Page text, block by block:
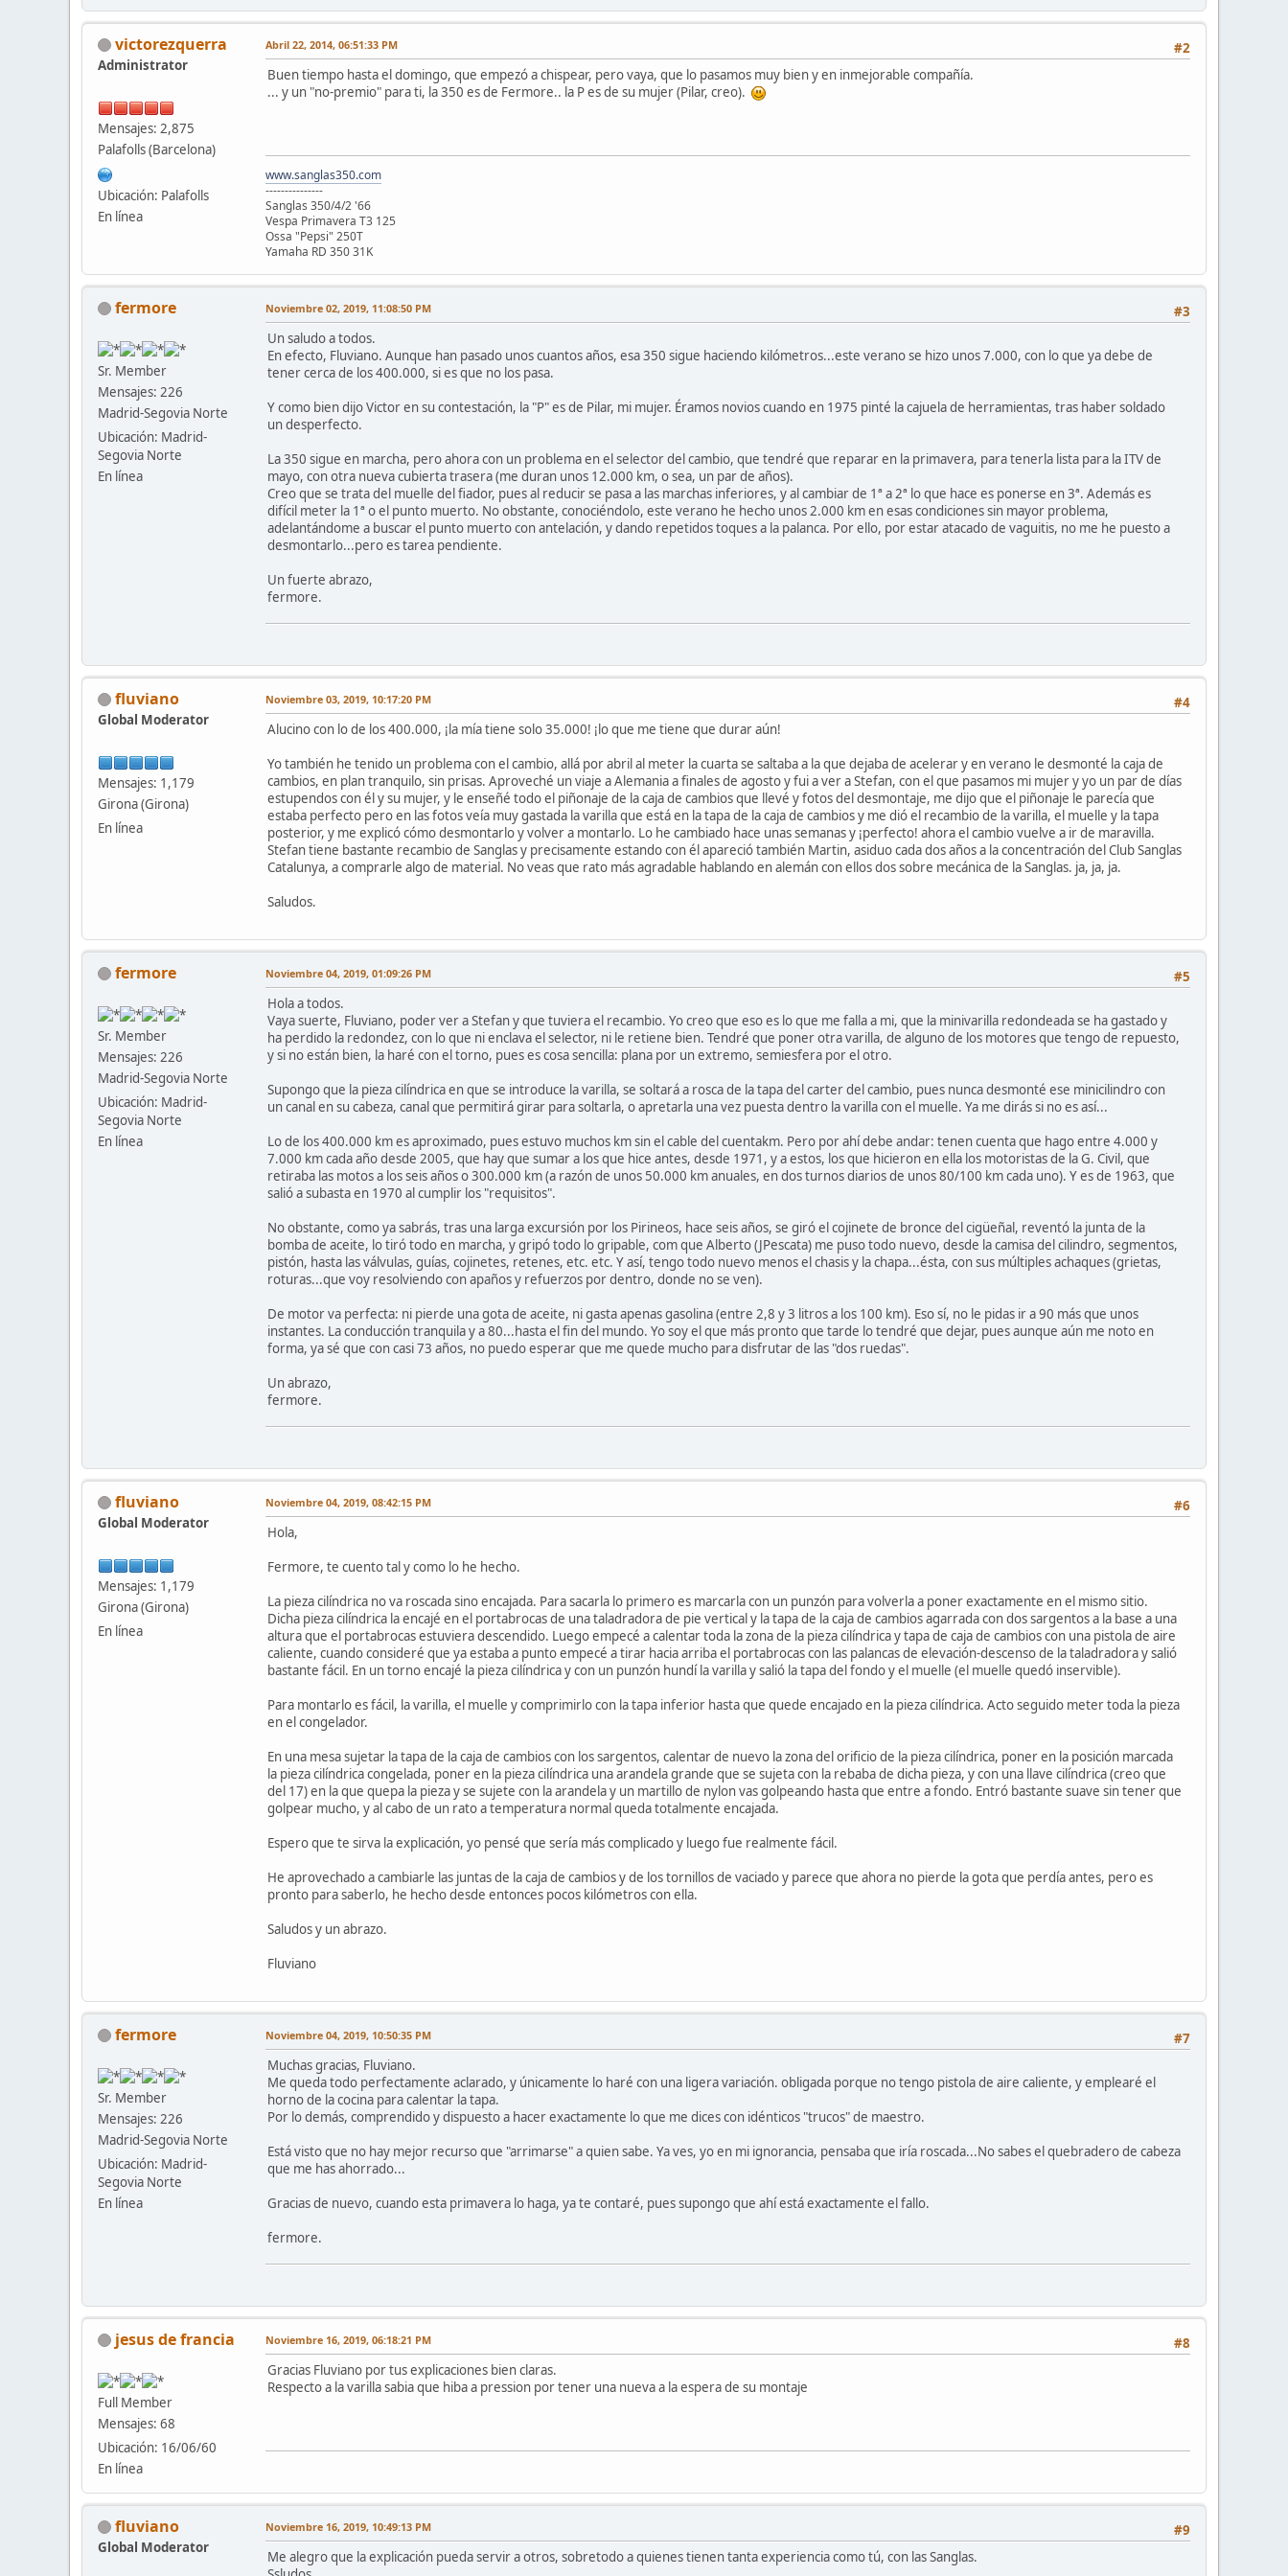
victorezquerra
Administrator
Mensajes: 2,875
Palafolls (Barcelona)
Ubicación: Palafolls
En línea
#2
Abril 22, 2014, 06:51:33 PM
Buen tiempo hasta el domingo, que empezó a chispear, pero vaya, que lo pasamos muy bien y en inmejorable compañía.
... y un "no-premio" para ti, la 350 es de Fermore.. la P es de su mujer (Pilar, creo).
www.sanglas350.com
---------------
Sanglas 350/4/2 '66
Vespa Primavera T3 125
Ossa "Pepsi" 250T
Yamaha RD 350 31K
fermore
Sr. Member
Mensajes: 226
Madrid-Segovia Norte
Ubicación: Madrid-
Segovia Norte
En línea
#3
Noviembre 02, 2019, 11:08:50 PM
Un saludo a todos.
En efecto, Fluviano. Aunque han pasado unos cuantos años, esa 350 sigue haciendo kilómetros...este verano se hizo unos 7.000, con lo que ya debe de
tener cerca de los 400.000, si es que no los pasa.
Y como bien dijo Victor en su contestación, la "P" es de Pilar, mi mujer. Éramos novios cuando en 1975 pinté la cajuela de herramientas, tras haber soldado
un desperfecto.
La 350 sigue en marcha, pero ahora con un problema en el selector del cambio, que tendré que reparar en la primavera, para tenerla lista para la ITV de
mayo, con otra nueva cubierta trasera (me duran unos 12.000 km, o sea, un par de años).
Creo que se trata del muelle del fiador, pues al reducir se pasa a las marchas inferiores, y al cambiar de 1ª a 2ª lo que hace es ponerse en 3ª. Además es
difícil meter la 1ª o el punto muerto. No obstante, conociéndolo, este verano he hecho unos 2.000 km en esas condiciones sin mayor problema,
adelantándome a buscar el punto muerto con antelación, y dando repetidos toques a la palanca. Por ello, por estar atacado de vaguitis, no me he puesto a
desmontarlo...pero es tarea pendiente.
Un fuerte abrazo,
fermore.
fluviano
Global Moderator
Mensajes: 1,179
Girona (Girona)
En línea
#4
Noviembre 03, 2019, 10:17:20 PM
Alucino con lo de los 400.000, ¡la mía tiene solo 35.000! ¡lo que me tiene que durar aún!
Yo también he tenido un problema con el cambio, allá por abril al meter la cuarta se saltaba a la que dejaba de acelerar y en verano le desmonté la caja de
cambios, en plan tranquilo, sin prisas. Aproveché un viaje a Alemania a finales de agosto y fui a ver a Stefan, con el que pasamos mi mujer y yo un par de días
estupendos con él y su mujer, y le enseñé todo el piñonaje de la caja de cambios que llevé y fotos del desmontaje, me dijo que el piñonaje le parecía que
estaba perfecto pero en las fotos veía muy gastada la varilla que está en la tapa de la caja de cambios y me dió el recambio de la varilla, el muelle y la tapa
posterior, y me explicó cómo desmontarlo y volver a montarlo. Lo he cambiado hace unas semanas y ¡perfecto! ahora el cambio vuelve a ir de maravilla.
Stefan tiene bastante recambio de Sanglas y precisamente estando con él apareció también Martin, asiduo cada dos años a la concentración del Club Sanglas
Catalunya, a comprarle algo de material. No veas que rato más agradable hablando en alemán con ellos dos sobre mecánica de la Sanglas. ja, ja, ja.
Saludos.
fermore
Sr. Member
Mensajes: 226
Madrid-Segovia Norte
Ubicación: Madrid-
Segovia Norte
En línea
#5
Noviembre 04, 2019, 01:09:26 PM
Hola a todos.
Vaya suerte, Fluviano, poder ver a Stefan y que tuviera el recambio. Yo creo que eso es lo que me falla a mi, que la minivarilla redondeada se ha gastado y
ha perdido la redondez, con lo que ni enclava el selector, ni le retiene bien. Tendré que poner otra varilla, de alguno de los motores que tengo de repuesto,
y si no están bien, la haré con el torno, pues es cosa sencilla: plana por un extremo, semiesfera por el otro.
Supongo que la pieza cilíndrica en que se introduce la varilla, se soltará a rosca de la tapa del carter del cambio, pues nunca desmonté ese minicilindro con
un canal en su cabeza, canal que permitirá girar para soltarla, o apretarla una vez puesta dentro la varilla con el muelle. Ya me dirás si no es así...
Lo de los 400.000 km es aproximado, pues estuvo muchos km sin el cable del cuentakm. Pero por ahí debe andar: tenen cuenta que hago entre 4.000 y
7.000 km cada año desde 2005, que hay que sumar a los que hice antes, desde 1971, y a estos, los que hicieron en ella los motoristas de la G. Civil, que
retiraba las motos a los seis años o 300.000 km (a razón de unos 50.000 km anuales, en dos turnos diarios de unos 80/100 km cada uno). Y es de 1963, que
salió a subasta en 1970 al cumplir los "requisitos".
No obstante, como ya sabrás, tras una larga excursión por los Pirineos, hace seis años, se giró el cojinete de bronce del cigüeñal, reventó la junta de la
bomba de aceite, lo tiró todo en marcha, y gripó todo lo gripable, com que Alberto (JPescata) me puso todo nuevo, desde la camisa del cilindro, segmentos,
pistón, hasta las válvulas, guías, cojinetes, retenes, etc. etc. Y así, tengo todo nuevo menos el chasis y la chapa...ésta, con sus múltiples achaques (grietas,
roturas...que voy resolviendo con apaños y refuerzos por dentro, donde no se ven).
De motor va perfecta: ni pierde una gota de aceite, ni gasta apenas gasolina (entre 2,8 y 3 litros a los 100 km). Eso sí, no le pidas ir a 90 más que unos
instantes. La conducción tranquila y a 80...hasta el fin del mundo. Yo soy el que más pronto que tarde lo tendré que dejar, pues aunque aún me noto en
forma, ya sé que con casi 73 años, no puedo esperar que me quede mucho para disfrutar de las "dos ruedas".
Un abrazo,
fermore.
fluviano
Global Moderator
Mensajes: 1,179
Girona (Girona)
En línea
#6
Noviembre 04, 2019, 08:42:15 PM
Hola,
Fermore, te cuento tal y como lo he hecho.
La pieza cilíndrica no va roscada sino encajada. Para sacarla lo primero es marcarla con un punzón para volverla a poner exactamente en el mismo sitio.
Dicha pieza cilíndrica la encajé en el portabrocas de una taladradora de pie vertical y la tapa de la caja de cambios agarrada con dos sargentos a la base a una
altura que el portabrocas estuviera descendido. Luego empecé a calentar toda la zona de la pieza cilíndrica y tapa de caja de cambios con una pistola de aire
caliente, cuando consideré que ya estaba a punto empecé a tirar hacia arriba el portabrocas con las palancas de elevación-descenso de la taladradora y salió
bastante fácil. En un torno encajé la pieza cilíndrica y con un punzón hundí la varilla y salió la tapa del fondo y el muelle (el muelle quedó inservible).
Para montarlo es fácil, la varilla, el muelle y comprimirlo con la tapa inferior hasta que quede encajado en la pieza cilíndrica. Acto seguido meter toda la pieza
en el congelador.
En una mesa sujetar la tapa de la caja de cambios con los sargentos, calentar de nuevo la zona del orificio de la pieza cilíndrica, poner en la posición marcada
la pieza cilíndrica congelada, poner en la pieza cilíndrica una arandela grande que se sujeta con la rebaba de dicha pieza, y con una llave cilíndrica (creo que
del 17) en la que quepa la pieza y se sujete con la arandela y un martillo de nylon vas golpeando hasta que entre a fondo. Entró bastante suave sin tener que
golpear mucho, y al cabo de un rato a temperatura normal queda totalmente encajada.
Espero que te sirva la explicación, yo pensé que sería más complicado y luego fue realmente fácil.
He aprovechado a cambiarle las juntas de la caja de cambios y de los tornillos de vaciado y parece que ahora no pierde la gota que perdía antes, pero es
pronto para saberlo, he hecho desde entonces pocos kilómetros con ella.
Saludos y un abrazo.
Fluviano
fermore
Sr. Member
Mensajes: 226
Madrid-Segovia Norte
Ubicación: Madrid-
Segovia Norte
En línea
#7
Noviembre 04, 2019, 10:50:35 PM
Muchas gracias, Fluviano.
Me queda todo perfectamente aclarado, y únicamente lo haré con una ligera variación. obligada porque no tengo pistola de aire caliente, y emplearé el
horno de la cocina para calentar la tapa.
Por lo demás, comprendido y dispuesto a hacer exactamente lo que me dices con idénticos "trucos" de maestro.
Está visto que no hay mejor recurso que "arrimarse" a quien sabe. Ya ves, yo en mi ignorancia, pensaba que iría roscada...No sabes el quebradero de cabeza
que me has ahorrado...
Gracias de nuevo, cuando esta primavera lo haga, ya te contaré, pues supongo que ahí está exactamente el fallo.
fermore.
jesus de francia
Full Member
Mensajes: 68
Ubicación: 16/06/60
En línea
#8
Noviembre 16, 2019, 06:18:21 PM
Gracias Fluviano por tus explicaciones bien claras.
Respecto a la varilla sabia que hiba a pression por tener una nueva a la espera de su montaje
fluviano
Global Moderator
#9
Noviembre 16, 2019, 10:49:13 PM
Me alegro que la explicación pueda servir a otros, sobretodo a quienes tienen tanta experiencia como tú, con las Sanglas.